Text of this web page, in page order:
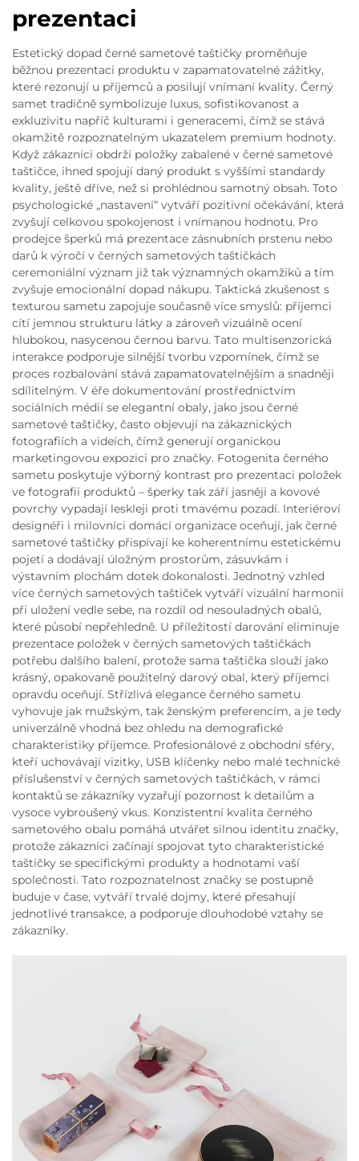
prezentaci
Estetický dopad černé sametové taštičky proměňuje
běžnou prezentaci produktu v zapamatovatelné zážitky,
které rezonují u příjemců a posilují vnímaní kvality. Černý
samet tradičně symbolizuje luxus, sofistikovanost a
exkluzivitu napříč kulturami i generacemi, čímž se stává
okamžitě rozpoznatelným ukazatelem premium hodnoty.
Když zákazníci obdrží položky zabalené v černé sametové
taštičce, ihned spojují daný produkt s vyššími standardy
kvality, ještě dříve, než si prohlédnou samotný obsah. Toto
psychologické „nastavení“ vytváří pozitivní očekávání, která
zvyšují celkovou spokojenost i vnímanou hodnotu. Pro
prodejce šperků má prezentace zásnubních prstenu nebo
darů k výročí v černých sametových taštičkách
ceremoniální význam již tak významných okamžiků a tím
zvyšuje emocionální dopad nákupu. Taktická zkušenost s
texturou sametu zapojuje současně více smyslů: příjemci
cítí jemnou strukturu látky a zároveň vizuálně ocení
hlubokou, nasycenou černou barvu. Tato multisenzorická
interakce podporuje silnější tvorbu vzpomínek, čímž se
proces rozbalování stává zapamatovatelnějším a snadněji
sdílitelným. V éře dokumentování prostřednictvím
sociálních médií se elegantní obaly, jako jsou černé
sametové taštičky, často objevují na zákaznických
fotografiích a videích, čímž generují organickou
marketingovou expozici pro značky. Fotogenita černého
sametu poskytuje výborný kontrast pro prezentaci položek
ve fotografii produktů – šperky tak září jasněji a kovové
povrchy vypadají leskleji proti tmavému pozadí. Interiéroví
designéři i milovníci domácí organizace oceňují, jak černé
sametové taštičky přispívají ke koherentnímu estetickému
pojetí a dodávají úložným prostorům, zásuvkám i
výstavním plochám dotek dokonalosti. Jednotný vzhled
více černých sametových taštiček vytváří vizuální harmonii
při uložení vedle sebe, na rozdíl od nesouladných obalů,
které působí nepřehledně. U příležitostí darování eliminuje
prezentace položek v černých sametových taštičkách
potřebu dalšího balení, protože sama taštička slouží jako
krásný, opakovaně použitelný darový obal, který příjemci
opravdu oceňují. Střízlivá elegance černého sametu
vyhovuje jak mužským, tak ženským preferencím, a je tedy
univerzálně vhodná bez ohledu na demografické
charakteristiky příjemce. Profesionálové z obchodní sféry,
kteří uchovávají vizitky, USB klíčenky nebo malé technické
příslušenství v černých sametových taštičkách, v rámci
kontaktů se zákazníky vyzařují pozornost k detailům a
vysoce vybroušený vkus. Konzistentní kvalita černého
sametového obalu pomáhá utvářet silnou identitu značky,
protože zákazníci začínají spojovat tyto charakteristické
taštičky se specifickými produkty a hodnotami vaší
společnosti. Tato rozpoznatelnost značky se postupně
buduje v čase, vytváří trvalé dojmy, které přesahují
jednotlivé transakce, a podporuje dlouhodobé vztahy se
zákazníky.